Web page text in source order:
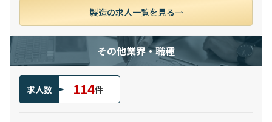
製造の求人一覧を見る
その他業界・職種
求人数 114件